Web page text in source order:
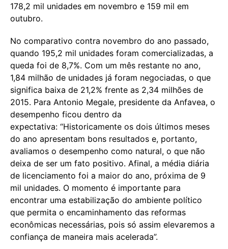
178,2 mil unidades em novembro e 159 mil em
outubro.
No comparativo contra novembro do ano passado,
quando 195,2 mil unidades foram comercializadas, a
queda foi de 8,7%. Com um mês restante no ano,
1,84 milhão de unidades já foram negociadas, o que
significa baixa de 21,2% frente as 2,34 milhões de
2015. Para Antonio Megale, presidente da Anfavea, o
desempenho ficou dentro da
expectativa: “Historicamente os dois últimos meses
do ano apresentam bons resultados e, portanto,
avaliamos o desempenho como natural, o que não
deixa de ser um fato positivo. Afinal, a média diária
de licenciamento foi a maior do ano, próxima de 9
mil unidades. O momento é importante para
encontrar uma estabilização do ambiente político
que permita o encaminhamento das reformas
econômicas necessárias, pois só assim elevaremos a
confiança de maneira mais acelerada”.